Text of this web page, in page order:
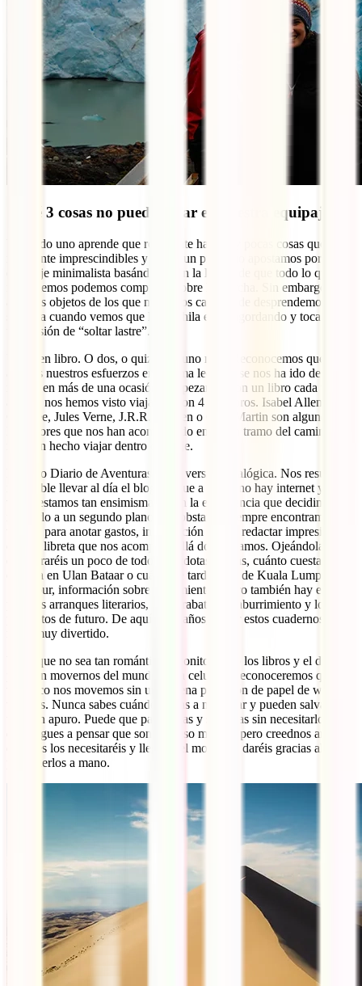
¿Qué 3 cosas no puede faltar en vuestra equipaje?
Viajando uno aprende que realmente hay muy pocas cosas que sean
realmente imprescindibles y desde un principio apostamos por un
equipaje minimalista basándonos en la lógica de que todo lo que
necesitemos podemos comprarlo sobre la marcha. Sin embargo, hay
algunos objetos de los que no somos capaces de desprendemos, ni
siquiera cuando vemos que la mochila está engordando y toca hacer
una sesión de “soltar lastre”.
Un buen libro. O dos, o quizás alguno más. Reconocemos que pese
a todos nuestros esfuerzos en el tema lecturas se nos ha ido de las
manos en más de una ocasión. Empezamos con un libro cada uno y
al final nos hemos visto viajando con 4 o 5 libros. Isabel Allende,
Coetzee, Jules Verne, J.R.R. Tolkien o G.R. Martin son algunos de
los autores que nos han acompañado en algún tramo del camino y
nos han hecho viajar dentro de viaje.
Nuestro Diario de Aventuras en su versión analógica. Nos resulta
imposible llevar al día el blog porque a veces no hay internet y a
veces estamos tan ensimismados en la experiencia que decidimos
relegarlo a un segundo plano. No obstante, siempre encontramos
tiempo para anotar gastos, información y para redactar impresiones
en una libreta que nos acompaña allá donde vamos. Ojeándola
encontraréis un poco de todo: anécdotas diarias, cuánto cuesta una
comida en Ulan Bataar o cuánto se tarda en ir de Kuala Lumpur a
Singapur, información sobre alojamientos. Pero también hay espacio
para los arranques literarios, los garabatos de aburrimiento y los
proyectos de futuro. De aquí unos años, releer estos cuadernos será
muy, muy divertido.
Y aunque no sea tan romántico y bonito como los libros y el diario,
pero sin movernos del mundo de la celulosa, reconoceremos que
tampoco nos movemos sin una buena provisión de papel de wc o
toallitas. Nunca sabes cuándo lo vas a necesitar y pueden salvarte de
un gran apuro. Puede que pasen días y semanas sin necesitarlos y
que llegues a pensar que son un peso muerto, pero creednos antes o
después los necesitaréis y llegado el momento daréis gracias al cielo
por tenerlos a mano.